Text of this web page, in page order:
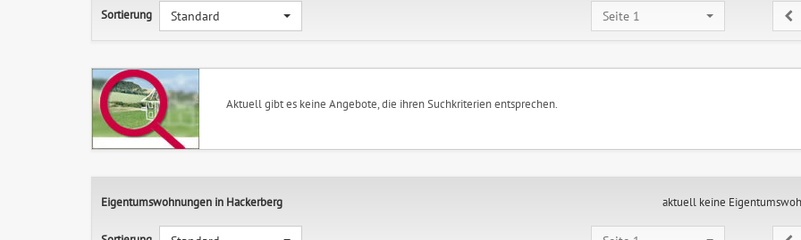
Sortierung Standard Seite 1
Aktuell gibt es keine Angebote, die ihren Suchkriterien entsprechen.
Eigentumswohnungen in Hackerberg aktuell keine